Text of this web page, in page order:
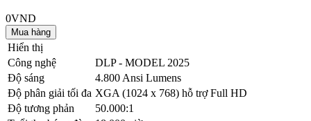
0VND
Hiển thị
Công nghệ
DLP - MODEL 2025
Độ sáng
4.800 Ansi Lumens
Độ phân giải tối đa XGA (1024 x 768) hỗ trợ Full HD
Độ tương phản
50.000:1